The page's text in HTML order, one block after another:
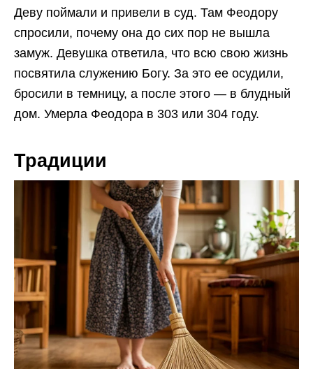
Деву поймали и привели в суд. Там Феодору
спросили, почему она до сих пор не вышла
замуж. Девушка ответила, что всю свою жизнь
посвятила служению Богу. За это ее осудили,
бросили в темницу, а после этого — в блудный
дом. Умерла Феодора в 303 или 304 году.
Традиции